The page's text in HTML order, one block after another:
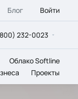
Блог Войти
232-0023
Облако Softline
Проекты